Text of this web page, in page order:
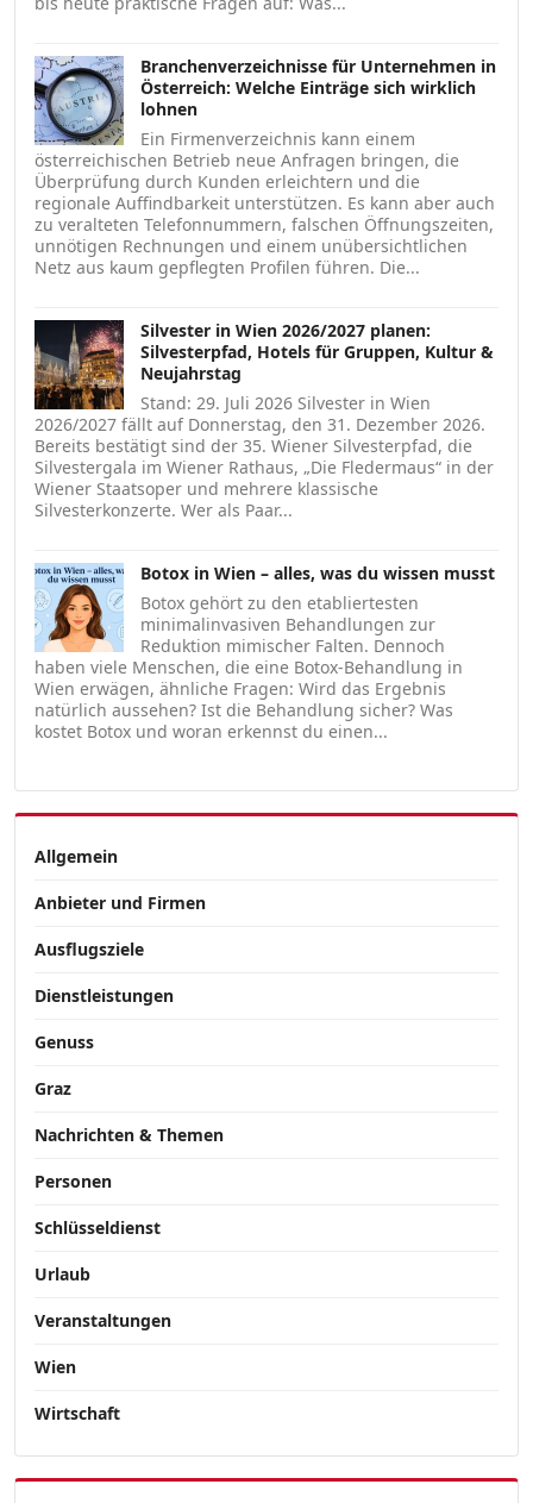
Branchenverzeichnisse für Unternehmen in
Österreich: Welche Einträge sich wirklich
lohnen
Ein Firmenverzeichnis kann einem
österreichischen Betrieb neue Anfragen bringen, die
Überprüfung durch Kunden erleichtern und die
regionale Auffindbarkeit unterstützen. Es kann aber auch
zu veralteten Telefonnummern, falschen Öffnungszeiten,
unnötigen Rechnungen und einem unübersichtlichen
Netz aus kaum gepflegten Profilen führen. Die...
Silvester in Wien 2026/2027 planen:
Silvesterpfad, Hotels für Gruppen, Kultur &
Neujahrstag
Stand: 29. Juli 2026 Silvester in Wien
2026/2027 fällt auf Donnerstag, den 31. Dezember 2026.
Bereits bestätigt sind der 35. Wiener Silvesterpfad, die
Silvestergala im Wiener Rathaus, „Die Fledermaus“ in der
Wiener Staatsoper und mehrere klassische
Silvesterkonzerte. Wer als Paar...
Botox in Wien – alles, was du wissen musst
Botox gehört zu den etabliertesten
minimalinvasiven Behandlungen zur
Reduktion mimischer Falten. Dennoch
haben viele Menschen, die eine Botox-Behandlung in
Wien erwägen, ähnliche Fragen: Wird das Ergebnis
natürlich aussehen? Ist die Behandlung sicher? Was
kostet Botox und woran erkennst du einen...
Allgemein
Anbieter und Firmen
Ausflugsziele
Dienstleistungen
Genuss
Graz
Nachrichten & Themen
Personen
Schlüsseldienst
Urlaub
Veranstaltungen
Wien
Wirtschaft